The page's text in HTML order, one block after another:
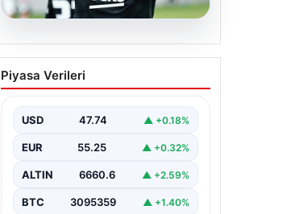
06.08.2026
(Özet) Hradec Kralove –
Beşiktaş Maçı Özeti ve
Piyasa Verileri
USD 47.74 ▲ +0.18%
EUR 55.25 ▲ +0.32%
ALTIN 6660.6 ▲ +2.59%
BTC 3095359 ▲ +1.40%